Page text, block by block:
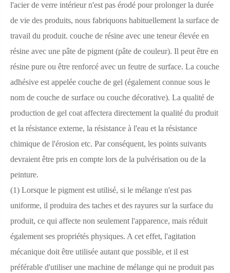
l'acier de verre intérieur n'est pas érodé pour prolonger la durée
de vie des produits, nous fabriquons habituellement la surface de
travail du produit. couche de résine avec une teneur élevée en
résine avec une pâte de pigment (pâte de couleur). Il peut être en
résine pure ou être renforcé avec un feutre de surface. La couche
adhésive est appelée couche de gel (également connue sous le
nom de couche de surface ou couche décorative). La qualité de
production de gel coat affectera directement la qualité du produit
et la résistance externe, la résistance à l'eau et la résistance
chimique de l'érosion etc. Par conséquent, les points suivants
devraient être pris en compte lors de la pulvérisation ou de la
peinture.
(1) Lorsque le pigment est utilisé, si le mélange n'est pas
uniforme, il produira des taches et des rayures sur la surface du
produit, ce qui affecte non seulement l'apparence, mais réduit
également ses propriétés physiques. A cet effet, l'agitation
mécanique doit être utilisée autant que possible, et il est
préférable d'utiliser une machine de mélange qui ne produit pas